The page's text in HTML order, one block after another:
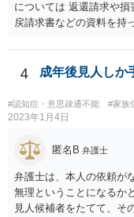
については 返還請求や
戻請求書などの資料を持
4 成年後見人しか
#認知症・意思疎通不能 #家族
2023年1月4日
匿名B 弁護士
弁護士は、本人の依頼が
無理ということになるか
見人候補者をたてて、そ